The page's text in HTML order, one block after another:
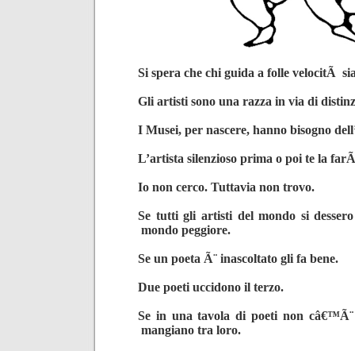
Si spera che chi guida a folle velocitÃ
Gli artisti sono una razza in via di
I Musei, per nascere, hanno bisogno
L’artista silenzioso prima o poi te la
Io non cerco. Tuttavia non trovo.
Se tutti gli artisti del mondo si
mondo peggiore.
Se un poeta Ã¨ inascoltato gli fa bene.
Due poeti uccidono il terzo.
Se in una tavola di poeti non
mangiano tra loro.